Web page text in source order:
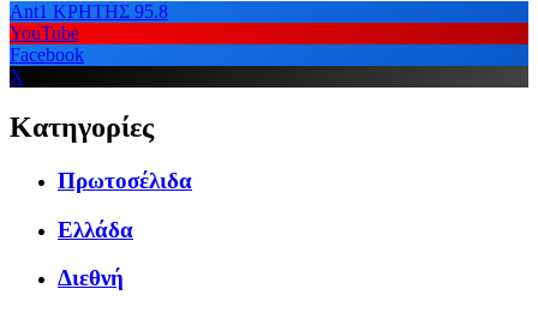
Ant1 ΚΡΗΤΗΣ 95.8
YouTube
Facebook
X
Κατηγορίες
Πρωτοσέλιδα
Ελλάδα
Διεθνή